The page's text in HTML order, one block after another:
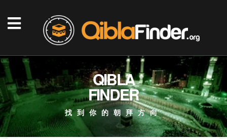
QIBLA
FINDER
找到你的朝拜方向